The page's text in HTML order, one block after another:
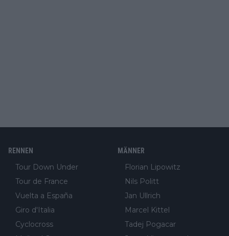
RENNEN
Tour Down Under
Tour de France
Vuelta a España
Giro d'Italia
Cyclocross
MÄNNER
Florian Lipowitz
Nils Politt
Jan Ullrich
Marcel Kittel
Tadej Pogacar